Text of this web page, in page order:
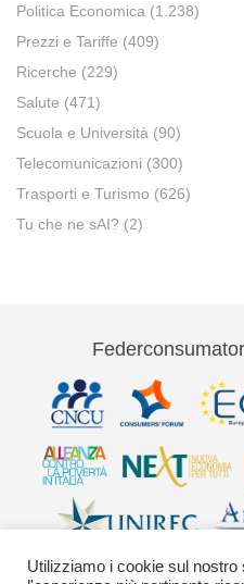
Politica Economica (1.238)
Prezzi e Tariffe (409)
Ricerche (229)
Salute (471)
Scuola e Università (90)
Telecomunicazioni (300)
Trasporti e Turismo (626)
Tu che ne sAI? (2)
Utilizziamo i cookie sul nostro